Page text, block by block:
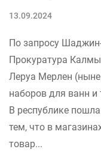
13.09.2024
По запросу
Прокуратура
Леруа Мерлен
наборов для ванн
В республике
тем, что в
товар...